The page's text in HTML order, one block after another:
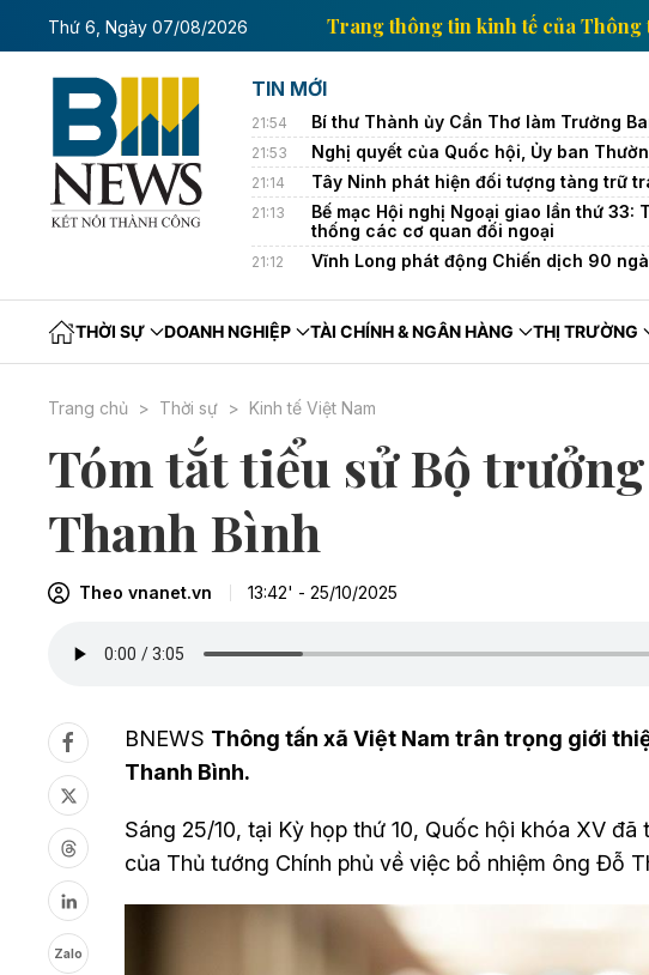
Thứ 6, Ngày 07/08/2026
kinh tế của Thông tấn xã Việt Nam Trang thông tin kinh tế
TIN MỚI
21:54 Bí thư Thành ủy Cần Thơ làm Trưởng
21:53 Nghị quyết của Quốc hội, Ủy ban
21:14 Tây Ninh phát hiện đối tượng tàng trữ
21:13
Bế mạc Hội nghị Ngoại giao lần thứ
thống các cơ quan đối ngoại
21:12 Vĩnh Long phát động Chiến dịch 90
THỜI SỰ DOANH NGHIỆP TÀI CHÍNH & NGÂN HÀNG THỊ TRƯỜNG
Trang chủ Thời sự Kinh tế Việt Nam
Tóm tắt tiểu sử Bộ
Thanh Bình
Theo vnanet.vn 13:42' - 25/10/2025
Zalo
BNEWS Thông tấn xã Việt Nam trân trọng giới
Thanh Bình.
Sáng 25/10, tại Kỳ họp thứ 10, Quốc hội khóa XV
của Thủ tướng Chính phủ về việc bổ nhiệm ông Đỗ